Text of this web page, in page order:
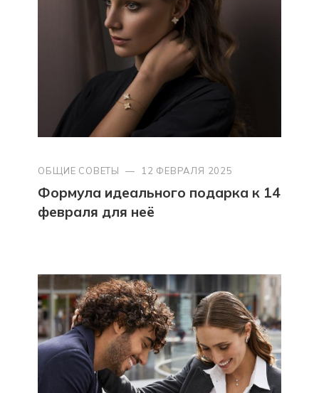
ОБЩИЕ СОВЕТЫ — 12 ФЕВРАЛЯ 2025
Формула идеального подарка к 14
февраля для неё